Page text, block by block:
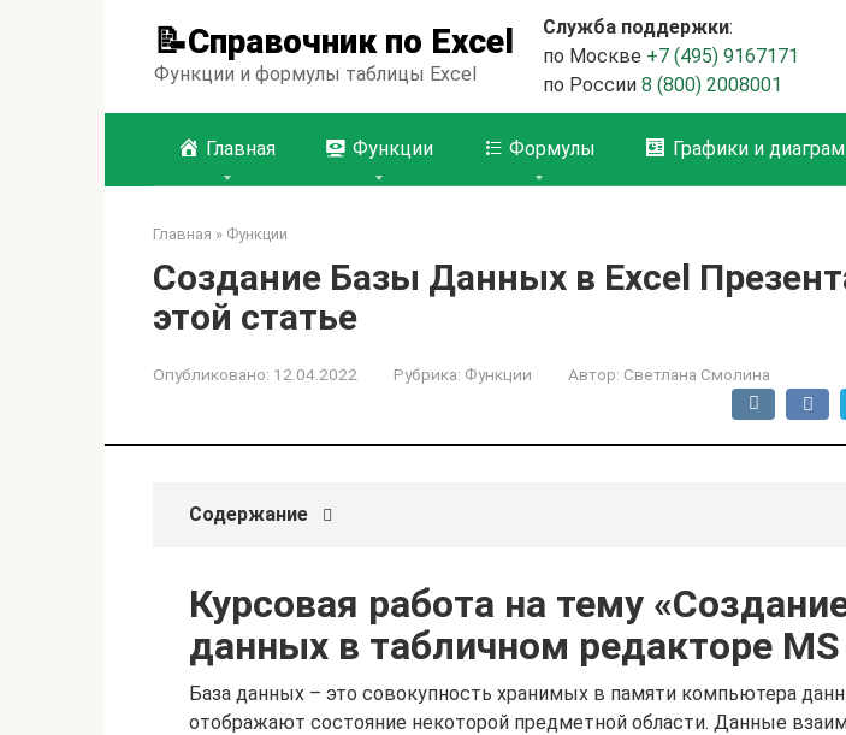
📝Справочник по Excel
Функции и формулы таблицы Excel
Служба поддержки:
по Москве +7 (495) 9167171
по России 8 (800) 2008001
Главная Функции Формулы Графики и
Главная » Функции
Создание Базы Данных в Excel
этой статье
Опубликовано: 12.04.2022 Рубрика: Функции Автор: Светлана Смолина
Содержание
Курсовая работа на тему
данных в табличном редакторе MS
База данных – это совокупность хранимых в памяти компьютера
отображают состояние некоторой предметной области. Данные